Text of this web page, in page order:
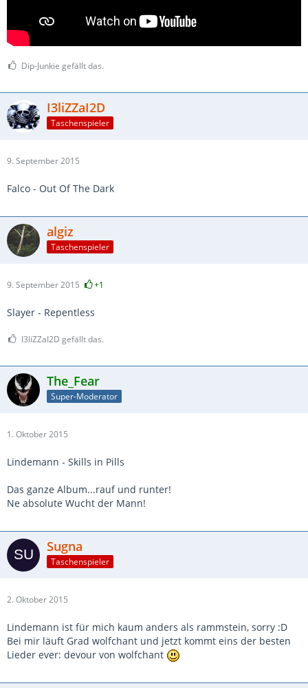
Dip-Junkie gefällt das.
I3liZZaI2D
Taschenspieler
9. September 2015
Falco - Out Of The Dark
algiz
Taschenspieler
9. September 2015 +1
Slayer - Repentless
I3liZZaI2D gefällt das.
The_Fear
Super-Moderator
1. Oktober 2015
Lindemann - Skills in Pills
Das ganze Album...rauf und runter!
Ne absolute Wucht der Mann!
Sugna
Taschenspieler
2. Oktober 2015
Lindemann ist für mich kaum anders als rammstein, sorry :D
Bei mir läuft Grad wolfchant und jetzt kommt eins der besten
Lieder ever: devour von wolfchant